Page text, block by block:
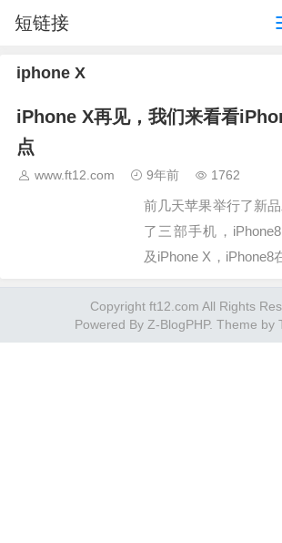
短链接
iphone X
iPhone X再见，我们来看看
点
www.ft12.com 9年前 1762
前几天苹果举行了新
了三部手机，
及iPhone X，iPhone8
然，不可否认，作为苹
纪念款机型，i…
Copyright ft12.com All Rights
Powered By Z-BlogPHP. Theme by